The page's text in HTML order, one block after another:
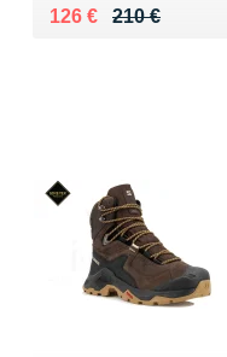
210 €
Au lieu de 210 €
126 €
Vendu 126 €